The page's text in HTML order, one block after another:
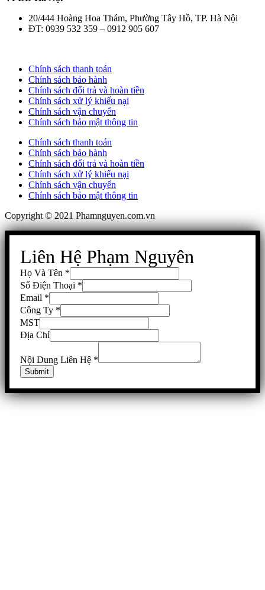
20/444 Hoàng Hoa Thám, Phường Tây Hồ, TP. Hà Nội
ĐT: 0939 532 359 – 0912 905 607
Chính sách thanh toán
Chính sách bảo hành
Chính sách đổi trả và hoàn tiền
Chính sách xử lý khiếu nại
Chính sách vận chuyển
Chính sách bảo mật thông tin
Chính sách thanh toán
Chính sách bảo hành
Chính sách đổi trả và hoàn tiền
Chính sách xử lý khiếu nại
Chính sách vận chuyển
Chính sách bảo mật thông tin
Copyright © 2021 Phamnguyen.com.vn
Liên Hệ Phạm Nguyên
Họ Và Tên *
Số Điện Thoại *
Email *
Công Ty *
MST
Địa Chỉ
Nội Dung Liên Hệ *
Submit